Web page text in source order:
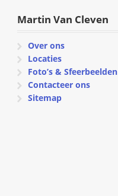
Martin Van Cleven
Over ons
Locaties
Foto’s & Sfeerbeelden
Contacteer ons
Sitemap